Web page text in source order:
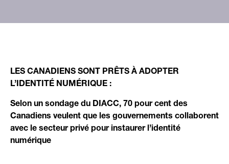
LES CANADIENS SONT PRÊTS À ADOPTER
L’IDENTITÉ NUMÉRIQUE :
Selon un sondage du DIACC, 70 pour cent des
Canadiens veulent que les gouvernements collaborent
avec le secteur privé pour instaurer l’identité
numérique